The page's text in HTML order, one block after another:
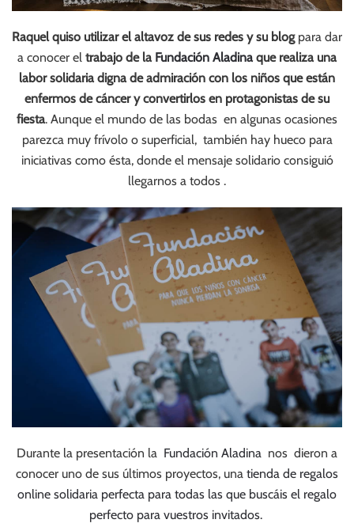
Raquel quiso utilizar el altavoz de sus redes y su blogpara dar
a conocer el trabajo de la Fundación Aladinaque realiza una
labor solidaria digna de admiración con los niños que están
enfermos de cáncer y convertirlos en protagonistas de su
fiesta. Aunque el mundo de las bodas en algunas ocasiones
parezca muy frívolo o superficial, también hay hueco para
iniciativas como ésta, donde el mensaje solidario consiguió
llegarnos a todos .
Durante la presentación la Fundación Aladina nos dieron a
conocer uno de sus últimos proyectos, una tienda de regalos
online solidaria perfecta para todas las que buscáis el regalo
perfecto para vuestros invitados.